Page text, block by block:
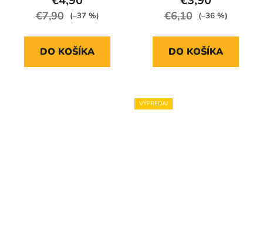
€7,90 (–37 %)
DO KOŠÍKA
€6,10 (–36 %)
DO KOŠÍKA
VÝPREDAJ